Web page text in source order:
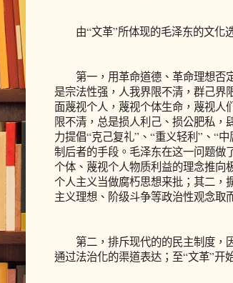
由“文革”所体现的毛泽东的文化
第一，用革命道德、革命理想否
是宗法性强，人我界限不清，群己界
面蔑视个人，蔑视个体生命，蔑视人
限不清，总是损人利己、损公肥私，
力提倡“克己复礼”、“重义轻利”、“
制后者的手段。毛泽东在这一问题做
个体、蔑视个人物质利益的理念推向
个人主义当做腐朽思想来批；其二，
主义理想、阶级斗争等政治性观念取
第二，排斥现代的的民主制度，
通过法治化的渠道表达；至“文革”开